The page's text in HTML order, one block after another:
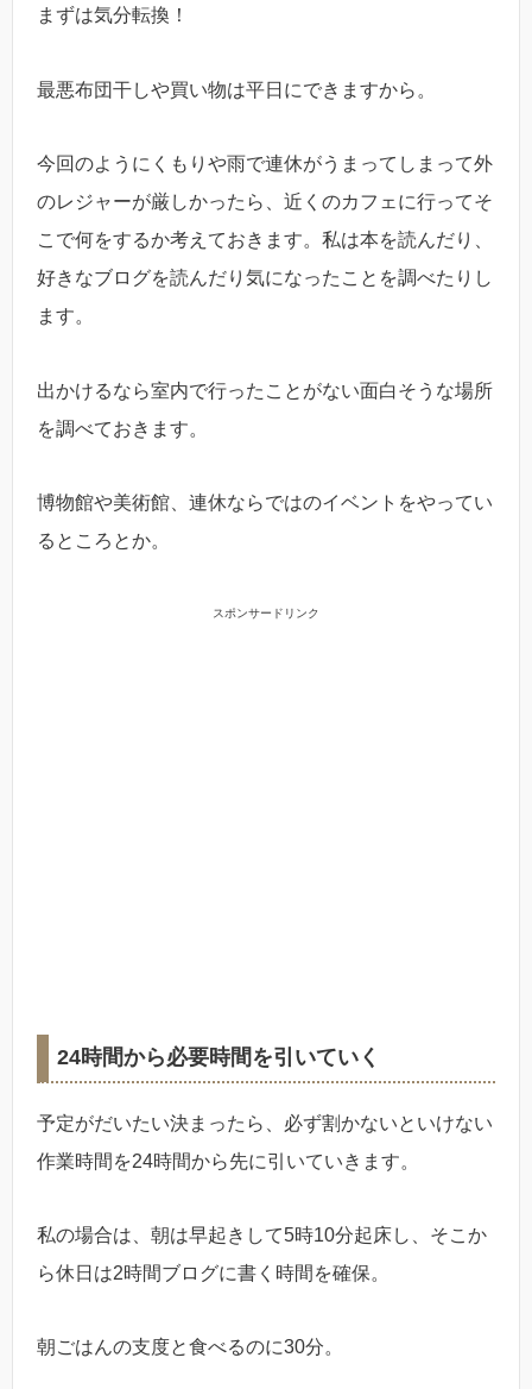
まずは気分転換！
最悪布団干しや買い物は平日にできますから。
今回のようにくもりや雨で連休がうまってしまって外
のレジャーが厳しかったら、近くのカフェに行ってそ
こで何をするか考えておきます。私は本を読んだり、
好きなブログを読んだり気になったことを調べたりし
ます。
出かけるなら室内で行ったことがない面白そうな場所
を調べておきます。
博物館や美術館、連休ならではのイベントをやってい
るところとか。
スポンサードリンク
24時間から必要時間を引いていく
予定がだいたい決まったら、必ず割かないといけない
作業時間を24時間から先に引いていきます。
私の場合は、朝は早起きして5時10分起床し、そこか
ら休日は2時間ブログに書く時間を確保。
朝ごはんの支度と食べるのに30分。